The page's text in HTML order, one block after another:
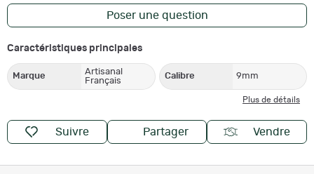
Poser une question
Caractéristiques principales
Marque
Artisanal
Français
Calibre 9mm
Plus de détails
Suivre Partager Vendre